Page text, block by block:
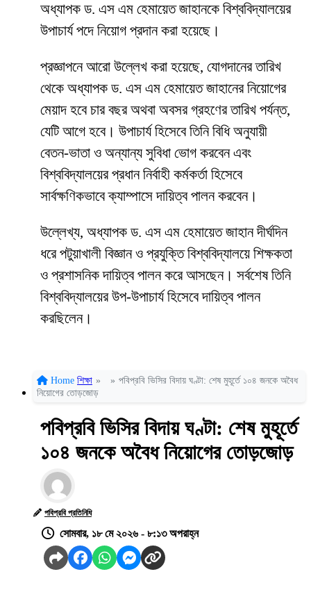
অধ্যাপক ড. এস এম হেমায়েত জাহানকে বিশ্ববিদ্যালয়ের
উপাচার্য পদে নিয়োগ প্রদান করা হয়েছে।
প্রজ্ঞাপনে আরো উল্লেখ করা হয়েছে, যোগদানের তারিখ
থেকে অধ্যাপক ড. এস এম হেমায়েত জাহানের নিয়োগের
মেয়াদ হবে চার বছর অথবা অবসর গ্রহণের তারিখ পর্যন্ত,
যেটি আগে হবে। উপাচার্য হিসেবে তিনি বিধি অনুযায়ী
বেতন-ভাতা ও অন্যান্য সুবিধা ভোগ করবেন এবং
বিশ্ববিদ্যালয়ের প্রধান নির্বাহী কর্মকর্তা হিসেবে
সার্বক্ষণিকভাবে ক্যাম্পাসে দায়িত্ব পালন করবেন।
উল্লেখ্য, অধ্যাপক ড. এস এম হেমায়েত জাহান দীর্ঘদিন
ধরে পটুয়াখালী বিজ্ঞান ও প্রযুক্তি বিশ্ববিদ্যালয়ে শিক্ষকতা
ও প্রশাসনিক দায়িত্ব পালন করে আসছেন। সর্বশেষ তিনি
বিশ্ববিদ্যালয়ের উপ-উপাচার্য হিসেবে দায়িত্ব পালন
করছিলেন।
Home শিক্ষা » » পবিপ্রবি ভিসির বিদায় ঘণ্টা: শেষ মুহূর্তে ১০৪ জনকে অবৈধ
নিয়োগের তোড়জোড়
পবিপ্রবি ভিসির বিদায় ঘণ্টা: শেষ মুহূর্তে
১০৪ জনকে অবৈধ নিয়োগের তোড়জোড়
পবিপ্রবি প্রতিনিধি
সোমবার, ১৮ মে ২০২৬ - ৮:১৩ অপরাহ্ন